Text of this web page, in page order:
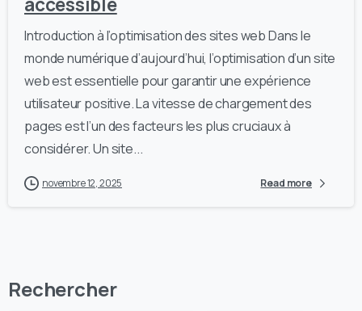
Introduction à l’optimisation des sites web Dans le
monde numérique d’aujourd’hui, l’optimisation d’un site
web est essentielle pour garantir une expérience
utilisateur positive. La vitesse de chargement des
pages est l’un des facteurs les plus cruciaux à
considérer. Un site...
novembre 12, 2025 Read more
Rechercher